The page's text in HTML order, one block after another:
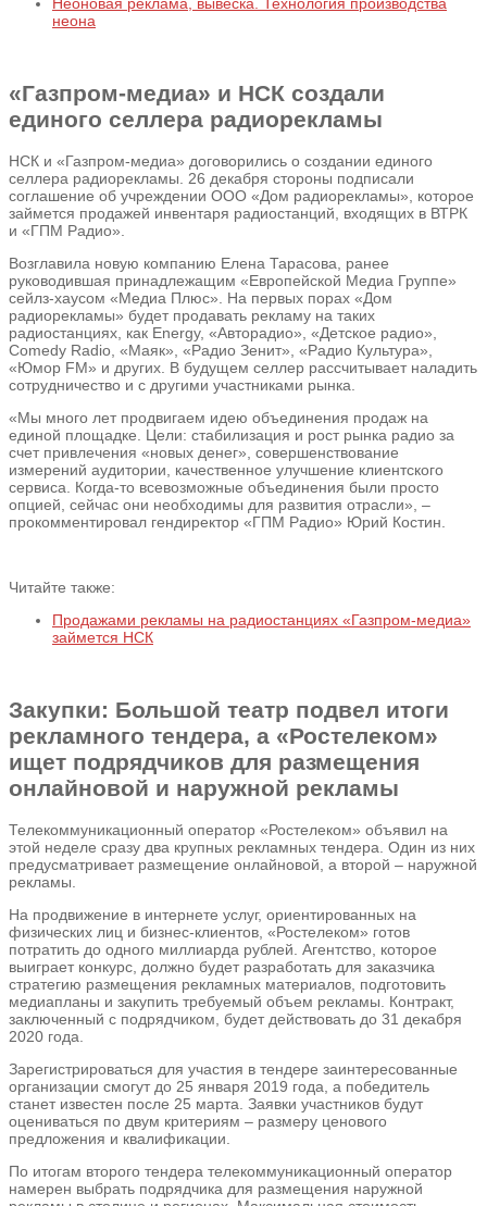
неона
«Газпром-медиа» и НСК создали
единого селлера радиорекламы
НСК и «Газпром-медиа» договорились о создании единого
селлера радиорекламы. 26 декабря стороны подписали
соглашение об учреждении ООО «Дом радиорекламы», которое
займется продажей инвентаря радиостанций, входящих в ВТРК
и «ГПМ Радио».
Возглавила новую компанию Елена Тарасова, ранее
руководившая принадлежащим «Европейской Медиа Группе»
сейлз-хаусом «Медиа Плюс». На первых порах «Дом
радиорекламы» будет продавать рекламу на таких
радиостанциях, как Energy, «Авторадио», «Детское радио»,
Comedy Radio, «Маяк», «Радио Зенит», «Радио Культура»,
«Юмор FM» и других. В будущем селлер рассчитывает наладить
сотрудничество и с другими участниками рынка.
«Мы много лет продвигаем идею объединения продаж на
единой площадке. Цели: стабилизация и рост рынка радио за
счет привлечения «новых денег», совершенствование
измерений аудитории, качественное улучшение клиентского
сервиса. Когда-то всевозможные объединения были просто
опцией, сейчас они необходимы для развития отрасли», –
прокомментировал гендиректор «ГПМ Радио» Юрий Костин.
Читайте также:
Продажами рекламы на радиостанциях «Газпром-медиа»
займется НСК
Закупки: Большой театр подвел итоги
рекламного тендера, а «Ростелеком»
ищет подрядчиков для размещения
онлайновой и наружной рекламы
Телекоммуникационный оператор «Ростелеком» объявил на
этой неделе сразу два крупных рекламных тендера. Один из них
предусматривает размещение онлайновой, а второй – наружной
рекламы.
На продвижение в интернете услуг, ориентированных на
физических лиц и бизнес-клиентов, «Ростелеком» готов
потратить до одного миллиарда рублей. Агентство, которое
выиграет конкурс, должно будет разработать для заказчика
стратегию размещения рекламных материалов, подготовить
медиапланы и закупить требуемый объем рекламы. Контракт,
заключенный с подрядчиком, будет действовать до 31 декабря
2020 года.
Зарегистрироваться для участия в тендере заинтересованные
организации смогут до 25 января 2019 года, а победитель
станет известен после 25 марта. Заявки участников будут
оцениваться по двум критериям – размеру ценового
предложения и квалификации.
По итогам второго тендера телекоммуникационный оператор
намерен выбрать подрядчика для размещения наружной